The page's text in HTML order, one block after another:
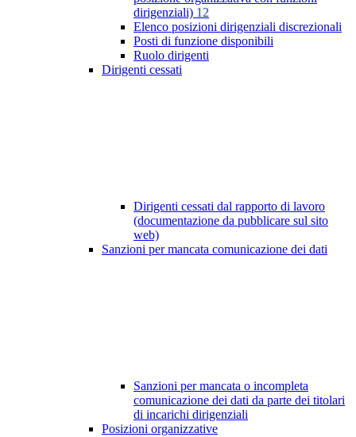
dirigenziali) 12
Elenco posizioni dirigenziali discrezionali
Posti di funzione disponibili
Ruolo dirigenti
Dirigenti cessati
Dirigenti cessati dal rapporto di lavoro
(documentazione da pubblicare sul sito
web)
Sanzioni per mancata comunicazione dei dati
Sanzioni per mancata o incompleta
comunicazione dei dati da parte dei titolari
di incarichi dirigenziali
Posizioni organizzative